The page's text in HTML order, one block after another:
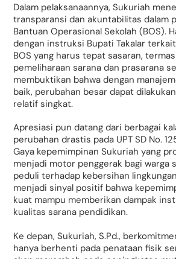
Dalam pelaksanaannya, Sukuriah
transparansi dan akuntabilitas dalam
Bantuan Operasional Sekolah (BOS).
dengan instruksi Bupati Takalar
BOS yang harus tepat sasaran,
pemeliharaan sarana dan prasarana
membuktikan bahwa dengan
baik, perubahan besar dapat
relatif singkat.
Apresiasi pun datang dari berbagai
perubahan drastis pada UPT SD No.
Gaya kepemimpinan Sukuriah yang
menjadi motor penggerak bagi warga
peduli terhadap kebersihan
menjadi sinyal positif bahwa
kuat mampu memberikan dampak
kualitas sarana pendidikan.
Ke depan, Sukuriah, S.Pd.,
hanya berhenti pada penataan fisik